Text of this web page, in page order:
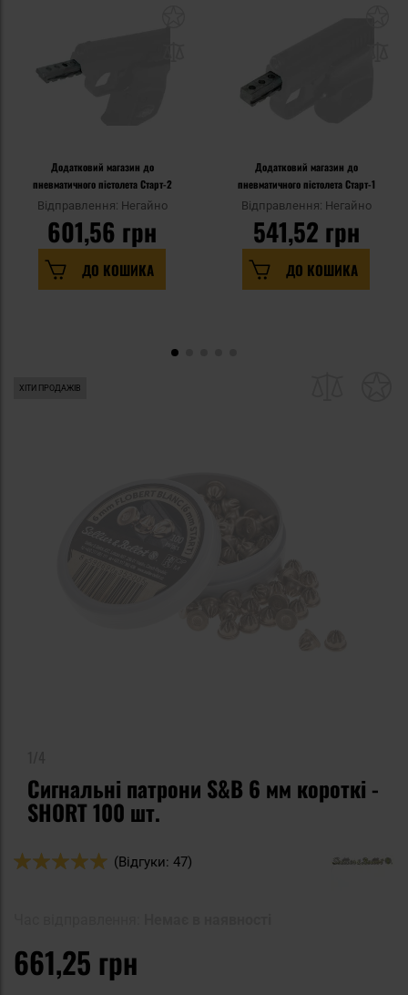
Додатковий магазин до
пневматичного пістолета Старт-2
Відправлення: Негайно
601,56 грн
ДО КОШИКА
Додатковий магазин до
пневматичного пістолета Старт-1
Відправлення: Негайно
541,52 грн
ДО КОШИКА
ХІТИ ПРОДАЖІВ
Сигнальні патрони S&B 6 мм короткі -
SHORT 100 шт.
Оцінка:
(Відгуки: 47)
661,25 грн